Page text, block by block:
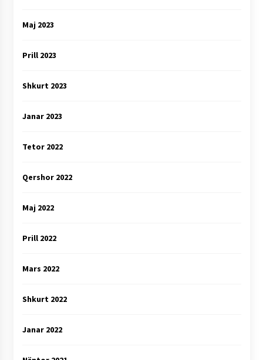
Maj 2023
Prill 2023
Shkurt 2023
Janar 2023
Tetor 2022
Qershor 2022
Maj 2022
Prill 2022
Mars 2022
Shkurt 2022
Janar 2022